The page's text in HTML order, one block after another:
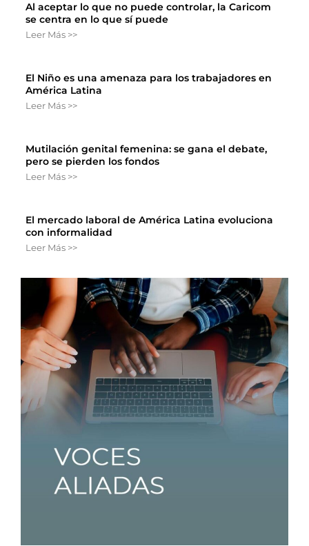
Al aceptar lo que no puede controlar, la Caricom
se centra en lo que sí puede
Leer Más >>
El Niño es una amenaza para los trabajadores en
América Latina
Leer Más >>
Mutilación genital femenina: se gana el debate,
pero se pierden los fondos
Leer Más >>
El mercado laboral de América Latina evoluciona
con informalidad
Leer Más >>